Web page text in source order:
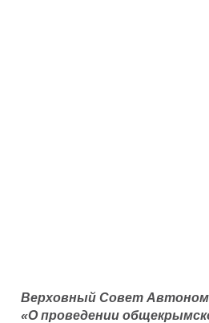
Верховный Совет
«О проведении